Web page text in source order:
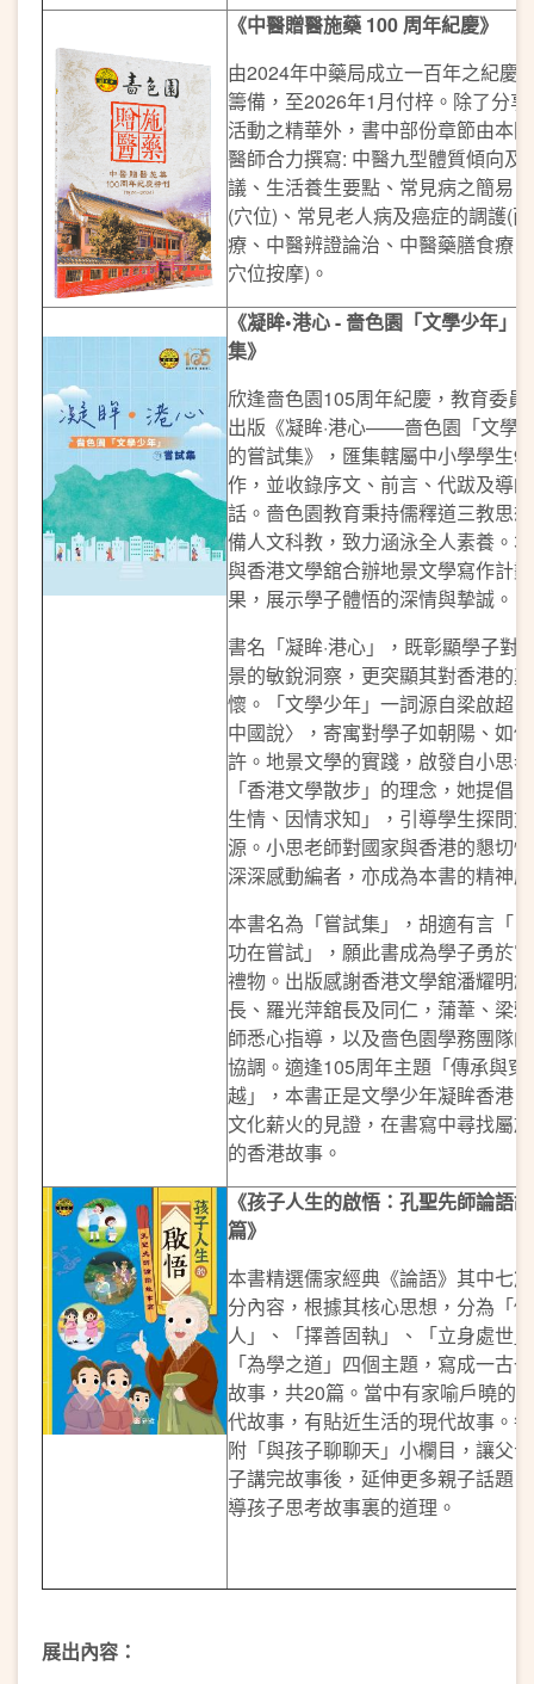
《中醫贈醫施藥 100 周年紀慶》
由2024年中藥局成立一百年之紀慶
籌備，至2026年1月付梓。除了分
活動之精華外，書中部份章節由本
醫師合力撰寫: 中醫九型體質傾向及
議、生活養生要點、常見病之簡易
(穴位)、常見老人病及癌症的調護(
療、中醫辨證論治、中醫藥膳食療
穴位按摩)。
《凝眸•港心- 嗇色園「文學少年」
集》
欣逢嗇色園105周年紀慶，教育委員
出版《凝眸·港心——嗇色園「文學
的嘗試集》，匯集轄屬中小學學生
作，並收錄序文、前言、代跋及導
話。嗇色園教育秉持儒釋道三教思
備人文科教，致力涵泳全人素養。
與香港文學舘合辦地景文學寫作計
果，展示學子體悟的深情與摯誠。
書名「凝眸·港心」，既彰顯學子對
景的敏銳洞察，更突顯其對香港的
懷。「文學少年」一詞源自梁啟超
中國說〉，寄寓對學子如朝陽、如
許。地景文學的實踐，啟發自小思
「香港文學散步」的理念，她提倡
生情、因情求知」，引導學生探問
源。小思老師對國家與香港的懇切
深深感動編者，亦成為本書的精神
本書名為「嘗試集」，胡適有言「
功在嘗試」，願此書成為學子勇於
禮物。出版感謝香港文學舘潘耀明
長、羅光萍舘長及同仁，蒲葦、梁
師悉心指導，以及嗇色園學務團隊
協調。適逢105周年主題「傳承與穿
越」，本書正是文學少年凝眸香港
文化薪火的見證，在書寫中尋找屬
的香港故事。
《孩子人生的啟悟：孔聖先師論語
篇》
本書精選儒家經典《論語》其中七
分內容，根據其核心思想，分為「
人」、「擇善固執」、「立身處世
「為學之道」四個主題，寫成一古
故事，共20篇。當中有家喻戶曉的
代故事，有貼近生活的現代故事。
附「與孩子聊聊天」小欄目，讓父
子講完故事後，延伸更多親子話題
導孩子思考故事裏的道理。
展出內容：